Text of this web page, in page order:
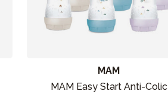
MAM
MAM Easy Start Anti-Colic